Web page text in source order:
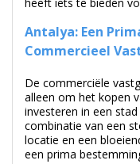
Antalya: Een
Commercieel
De commerciële
alleen om het kopen
investeren in een
combinatie van een
locatie en een
een prima
vastgoed.